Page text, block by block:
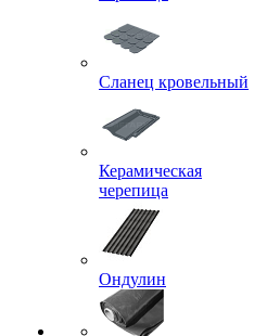
Сланец кровельный
Керамическая
черепица
Ондулин